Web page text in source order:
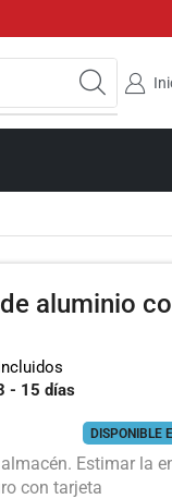
aluminio
- 15 días
DISPONIBLE
Estimar la
con tarjeta